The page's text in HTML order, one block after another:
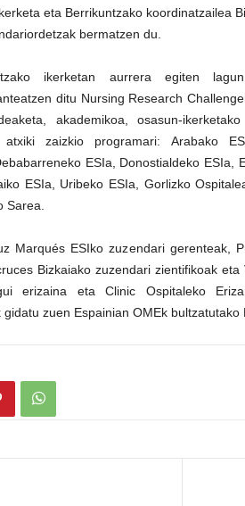
eta Berrikuntzako koordinatzailea
bermatzen du.
ikerketan aurrera egiten
ditu Nursing Research
akademikoa, osasun-
atxiki zaizkio programari: Arabako
ESIa, Donostialdeko ESIa,
ESIa, Uribeko ESIa, Gorlizko
Sarea.
Marqués ESIko zuzendari gerenteak,
Bizkaiako zuzendari zientifikoak
erizaina eta Clinic Ospitaleko
zuen Espainian OMEk bultzatutako